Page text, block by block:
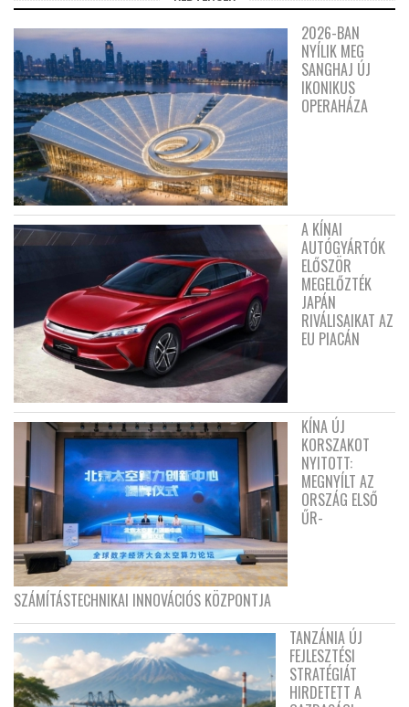
2026-BAN
NYÍLIK MEG
SANGHAJ ÚJ
IKONIKUS
OPERAHÁZA
A KÍNAI
AUTÓGYÁRTÓK
ELŐSZÖR
MEGELŐZTÉK
JAPÁN
RIVÁLISAIKAT AZ
EU PIACÁN
KÍNA ÚJ
KORSZAKOT
NYITOTT:
MEGNYÍLT AZ
ORSZÁG ELSŐ
ŰR-
SZÁMÍTÁSTECHNIKAI INNOVÁCIÓS KÖZPONTJA
TANZÁNIA ÚJ
FEJLESZTÉSI
STRATÉGIÁT
HIRDETETT A